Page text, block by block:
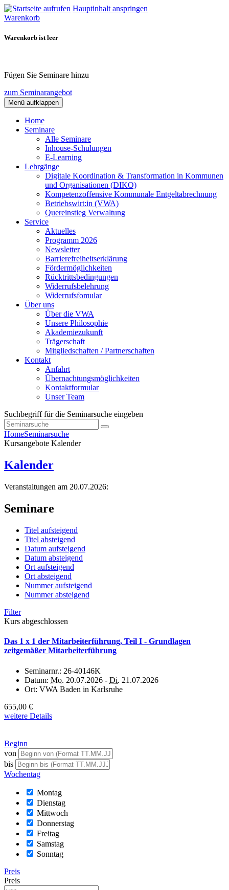
Hauptinhalt anspringen
Warenkorb
Warenkorb ist leer
Fügen Sie Seminare hinzu
zum Seminarangebot
Menü aufklappen
Home
Seminare
Alle Seminare
Inhouse-Schulungen
E-Learning
Lehrgänge
Digitale Koordination & Transformation in Kommunen
und Organisationen (DIKO)
Kompetenzoffensive Kommunale Entgeltabrechnung
Betriebswirt:in (VWA)
Quereinstieg Verwaltung
Service
Aktuelles
Programm 2026
Newsletter
Barrierefreiheitserklärung
Fördermöglichkeiten
Rücktrittsbedingungen
Widerrufsbelehrung
Widerrufsfomular
Über uns
Über die VWA
Unsere Philosophie
Akademiezukunft
Trägerschaft
Mitgliedschaften / Partnerschaften
Kontakt
Anfahrt
Übernachtungsmöglichkeiten
Kontaktformular
Unser Team
Suchbegriff für die Seminarsuche eingeben
HomeSeminarsuche
Kursangebote Kalender
Kalender
Veranstaltungen am 20.07.2026:
Seminare
Titel aufsteigend
Titel absteigend
Datum aufsteigend
Datum absteigend
Ort aufsteigend
Ort absteigend
Nummer aufsteigend
Nummer absteigend
Filter
Kurs abgeschlossen
Das 1 x 1 der Mitarbeiterführung, Teil I - Grundlagen
zeitgemäßer Mitarbeiterführung
Seminarnr.: 26-40146K
Datum: Mo. 20.07.2026 - Di. 21.07.2026
Ort: VWA Baden in Karlsruhe
655,00 €
weitere Details
Beginn
von
bis
Wochentag
Montag
Dienstag
Mittwoch
Donnerstag
Freitag
Samstag
Sonntag
Preis
Preis